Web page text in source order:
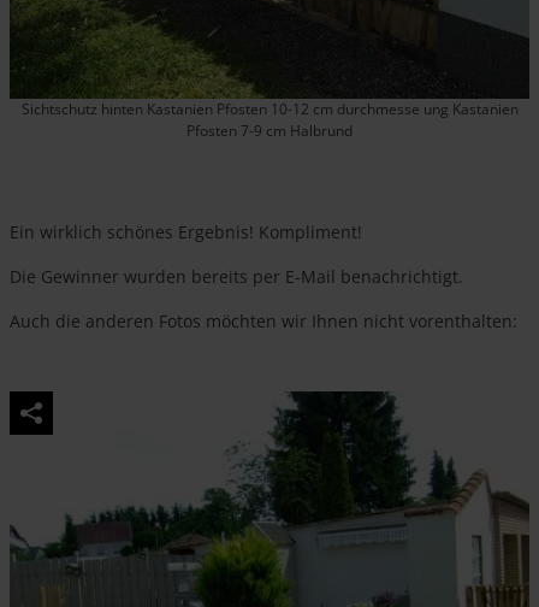
Sichtschutz hinten Kastanien Pfosten 10-12 cm durchmesse ung Kastanien
Pfosten 7-9 cm Halbrund
Ein wirklich schönes Ergebnis! Kompliment!
Die Gewinner wurden bereits per E-Mail benachrichtigt.
Auch die anderen Fotos möchten wir Ihnen nicht vorenthalten: